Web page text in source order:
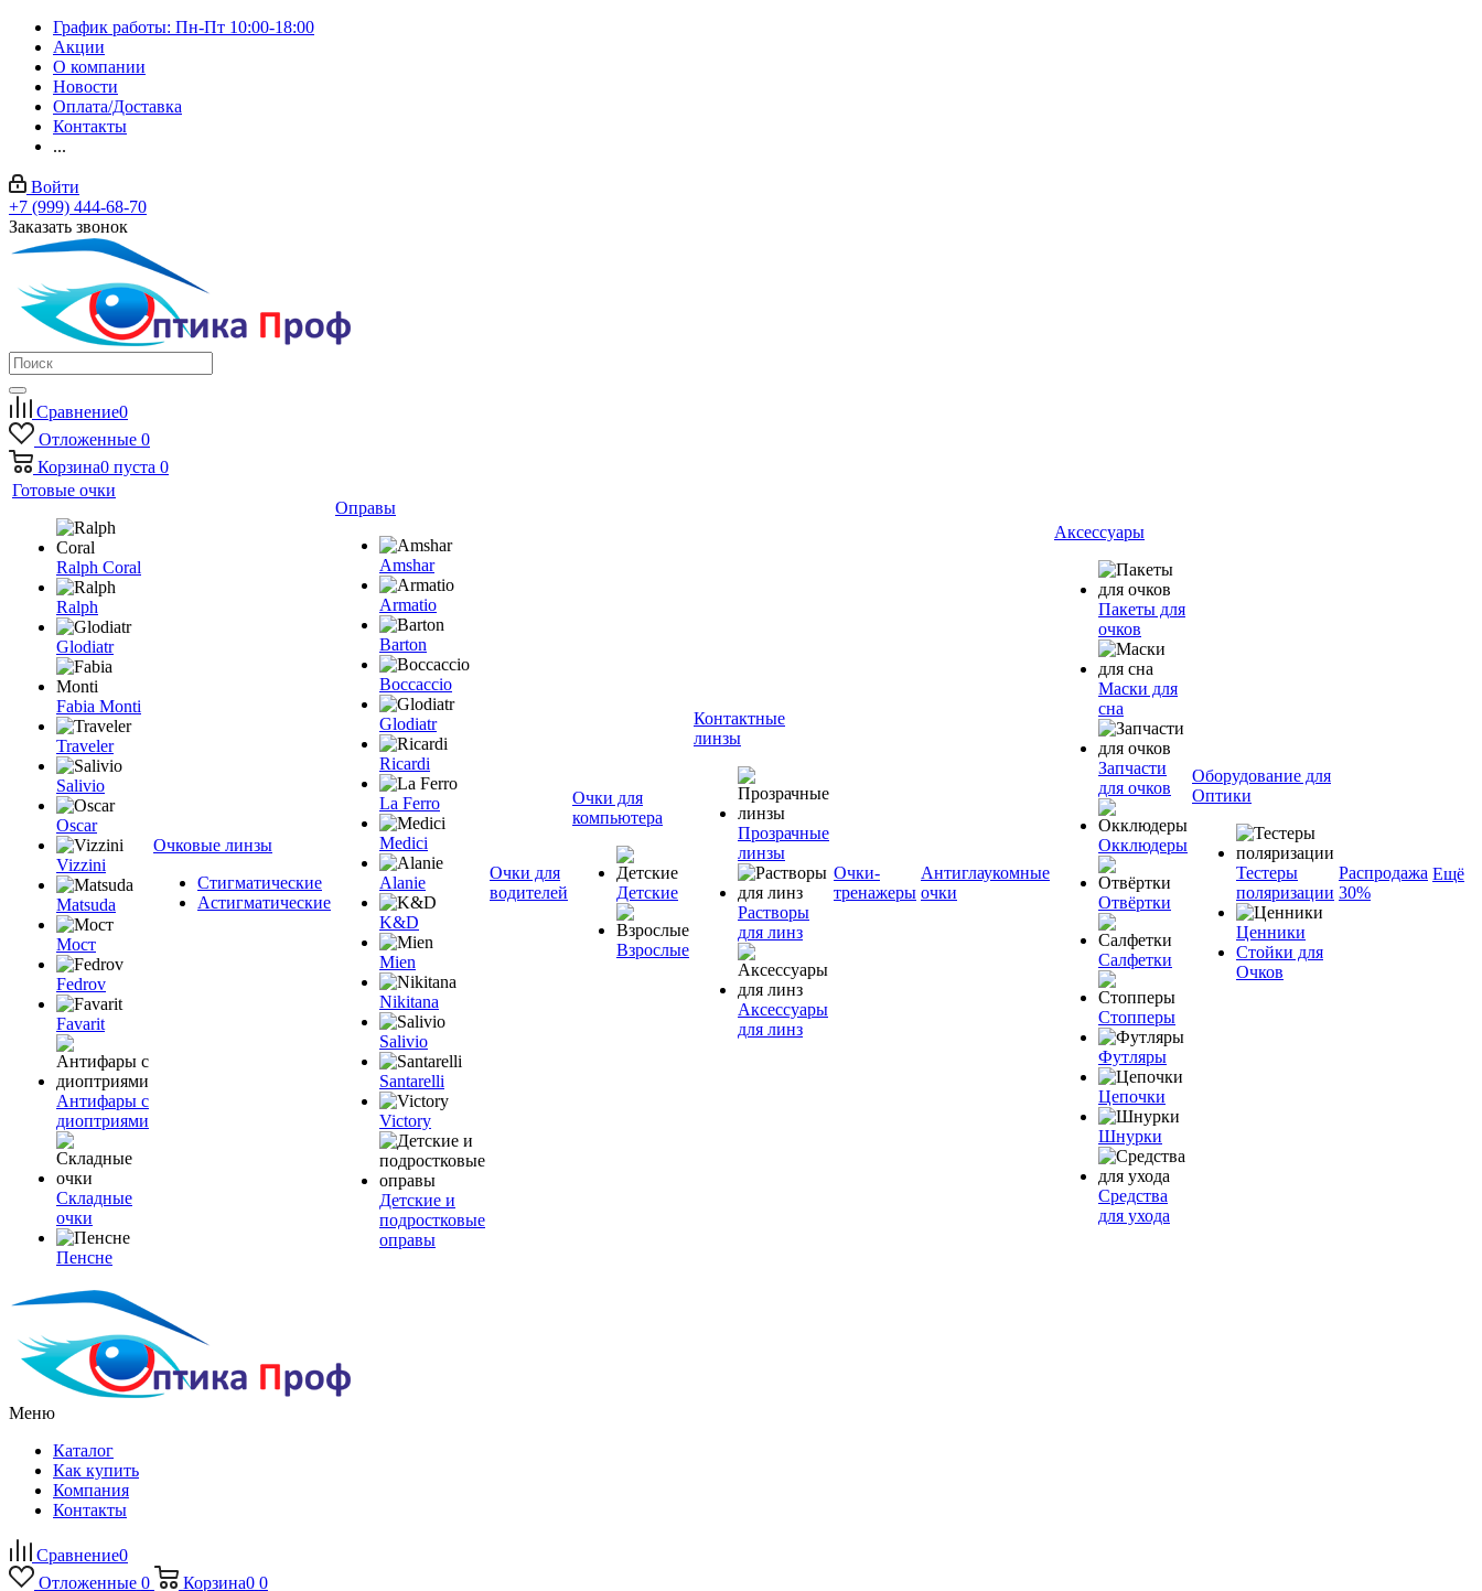
График работы: Пн-Пт 10:00-18:00
Акции
О компании
Новости
Оплата/Доставка
Контакты
...
Войти
+7 (999) 444-68-70
Заказать звонок
Сравнение0
Отложенные 0
Корзина0 пуста 0
Готовые очки
Ralph Coral
Ralph
Glodiatr
Fabia Monti
Traveler
Salivio
Oscar
Vizzini
Matsuda
Мост
Fedrov
Favarit
Антифары с
диоптриями
Складные
очки
Пенсне
Очковые линзы
Стигматические
Астигматические
Оправы
Amshar
Armatio
Barton
Boccaccio
Glodiatr
Ricardi
La Ferro
Medici
Alanie
K&D
Mien
Nikitana
Salivio
Santarelli
Victory
Детские и
подростковые
оправы
Очки для
водителей
Очки для
компьютера
Детские
Взрослые
Контактные
линзы
Прозрачные
линзы
Растворы
для линз
Аксессуары
для линз
Очки-
тренажеры
Антиглаукомные
очки
Аксессуары
Пакеты для
очков
Маски для
сна
Запчасти
для очков
Окклюдеры
Отвёртки
Салфетки
Стопперы
Футляры
Цепочки
Шнурки
Средства
для ухода
Оборудование для
Оптики
Тестеры
поляризации
Ценники
Стойки для
Очков
Распродажа
30%
Ещё
Меню
Каталог
Как купить
Компания
Контакты
Сравнение0
Отложенные 0 Корзина0 0